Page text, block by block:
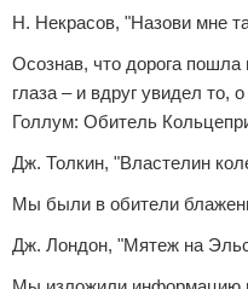
Н. Некрасов, "Назови мне
Осознав, что дорога
глаза – и вдруг увидел то,
Голлум: Обитель
Дж. Толкин, "Властелин
Мы были в обители
Дж. Лондон, "Мятеж на